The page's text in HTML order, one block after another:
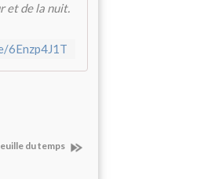
et de la nuit.
6Enzp4J1T
du temps